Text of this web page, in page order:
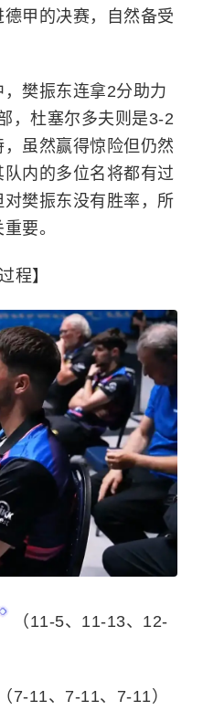
甲的决赛，自然备受
樊振东连拿2分助力
，杜塞尔多夫则是3-2
虽然赢得惊险但仍然
内的多位名将都有过
樊振东没有胜率，所
要。
程】
（11-5、11-13、12-
7-11、7-11、7-11）